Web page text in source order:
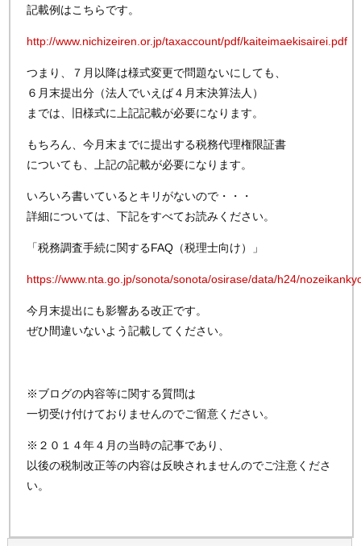
記載例はこちらです。
http://www.nichizeiren.or.jp/taxaccount/pdf/kaiteimaekisairei.pdf
つまり、７月以降は様式変更で問題ないにしても、
６月末提出分（法人でいえば４月末決算法人）
までは、旧様式に上記記載が必要になります。
もちろん、今月末までに提出する税務代理権限証書
についても、上記の記載が必要になります。
いろいろ書いているとキリがないので・・・
詳細については、下記をすべてお読みください。
「税務調査手続に関するFAQ（税理士向け）」
https://www.nta.go.jp/sonota/sonota/osirase/data/h24/
今月末提出にも影響ある改正です。
ぜひ間違いないよう記載してください。
※ブログの内容等に関する質問は
一切受け付けておりませんのでご留意ください。
※２０１４年４月の当時の記事であり、
以後の税制改正等の内容は反映されませんのでご注意くださ
い。